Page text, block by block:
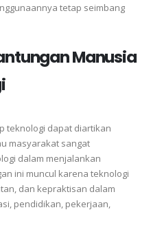
tetap seimbang
Manusia
teknologi dapat diartikan
masyarakat sangat
dalam menjalankan
ini muncul karena teknologi
dan kepraktisan dalam
pendidikan, pekerjaan,